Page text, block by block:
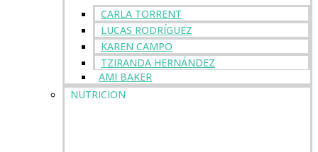
CARLA TORRENT
LUCAS RODRÍGUEZ
KAREN CAMPO
TZIRANDA HERNÁNDEZ
AMI BAKER
NUTRICION